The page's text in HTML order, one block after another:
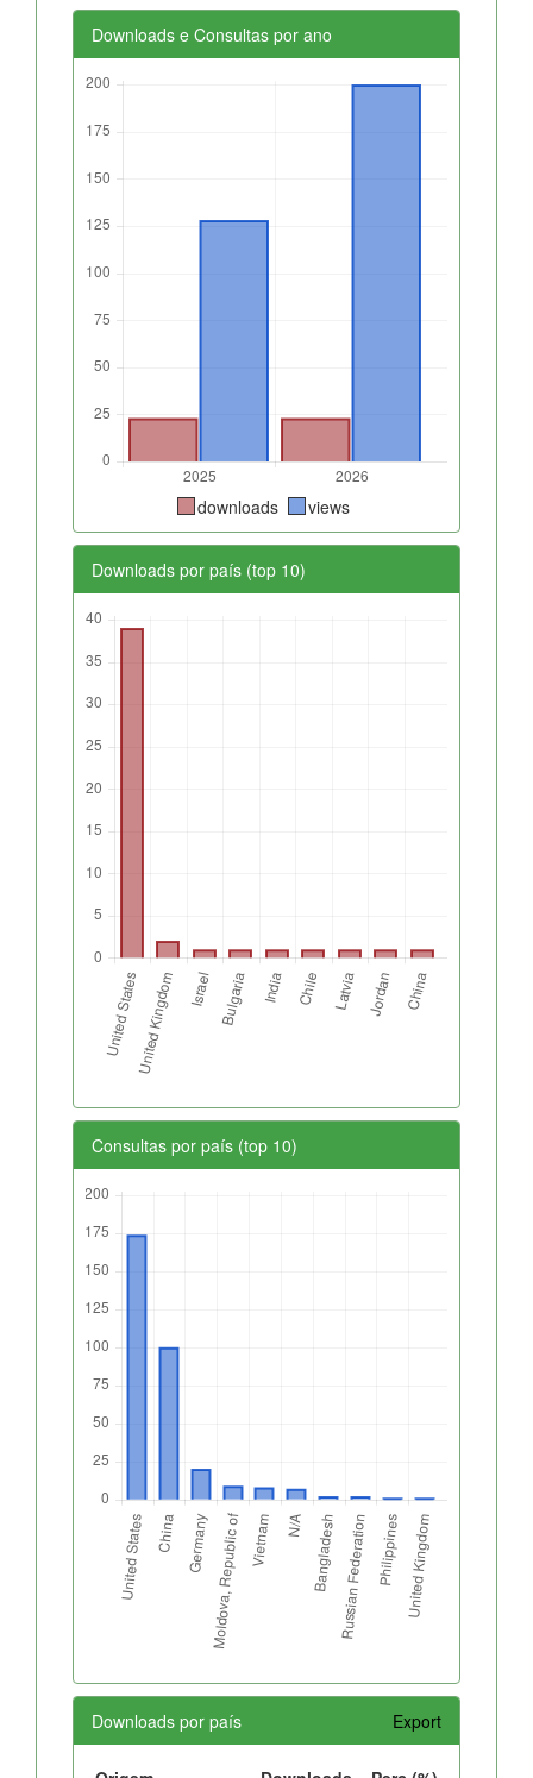
Downloads e Consultas por ano
downloads views
Downloads por país (top 10)
Consultas por país (top 10)
Downloads por país Export